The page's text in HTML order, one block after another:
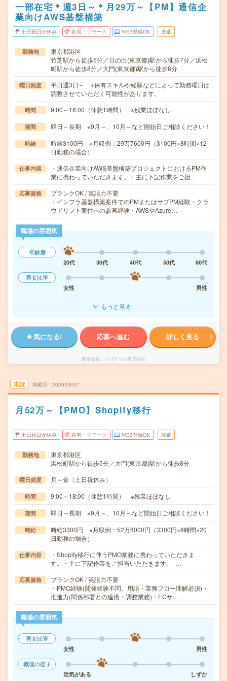
一部在宅＊週3日～＊月29万～【PM】通信企
業向けAWS基盤構築
土日祝日が休み 在宅・リモート WEB登録OK 派遣
勤務地
東京都港区
竹芝駅から徒歩5分／日の出(東京都)駅から徒歩7分／浜松
町駅から徒歩8分／大門(東京都)駅から徒歩8分
曜日頻度
平日週3日～ ※保有スキルや経験などによって勤務曜日は
調整させていただく可能性があります。
時間 9:00～18:00（休憩1時間） ※残業ほぼなし
期間 即日～長期 ※9月～、10月～など開始日ご相談ください！
時給
時給3100円 ※月収例：29万7600円（3100円×8時間×12
日勤務の場合）
仕事内容
・通信企業向けAWS基盤構築プロジェクトにおけるPM作
業に携わっていただきます。・主に下記作業をご担…
応募資格
ブランクOK / 英語力不要
・インフラ基盤構築案件でのPMまたはサブPM経験・クラ
ウドリフト案件への参画経験・AWSやAzure…
職場の雰囲気
年齢層
20代
30代 40代 50代
60代
男女比率
女性
男性
もっと見る
気になる! 応募へ進む 詳しく見る
派遣会社 レバテック株式会社
未読 掲載日 2026/08/07
月52万～【PMO】Shopify移行
土日祝日が休み 在宅・リモート WEB登録OK 派遣
勤務地
東京都港区
浜松町駅から徒歩5分／大門(東京都)駅から徒歩8分
曜日頻度 月～金（土日祝休み）
時間 9:00～18:00（休憩1時間） ※残業ほぼなし
期間 即日～長期 ※9月～、10月～など開始日ご相談ください！
時給
時給3300円 ※月収例：52万8000円（3300円×8時間×20
日勤務の場合）
仕事内容
・Shopify移行に伴うPMO業務に携わっていただきま
す。・主に下記作業をご担当いただきます。 …
応募資格
ブランクOK / 英語力不要
・PMO経験(開発経験不問、用語・業務フロー理解必須)・
推進力(関係部署との連携・調整業務)・ECサ…
職場の雰囲気
男女比率
女性
男性
職場の様子
活気がある
しずか